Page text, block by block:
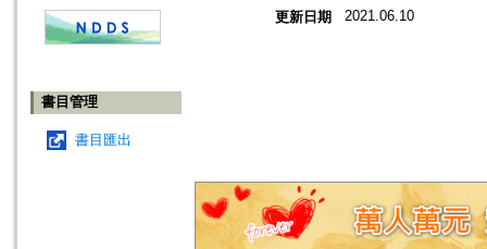
書目管理
書目匯出
更新日期 2021.06.10